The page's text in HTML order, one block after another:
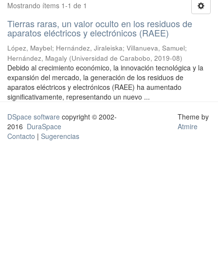
Mostrando ítems 1-1 de 1
Tierras raras, un valor oculto en los residuos de
aparatos eléctricos y electrónicos (RAEE)
López, Maybel; Hernández, Jiraleiska; Villanueva, Samuel;
Hernández, Magaly (Universidad de Carabobo, 2019-08)
Debido al crecimiento económico, la innovación tecnológica y la
expansión del mercado, la generación de los residuos de
aparatos eléctricos y electrónicos (RAEE) ha aumentado
significativamente, representando un nuevo ...
DSpace software copyright © 2002-
2016 DuraSpace
Contacto | Sugerencias
Theme by
Atmire